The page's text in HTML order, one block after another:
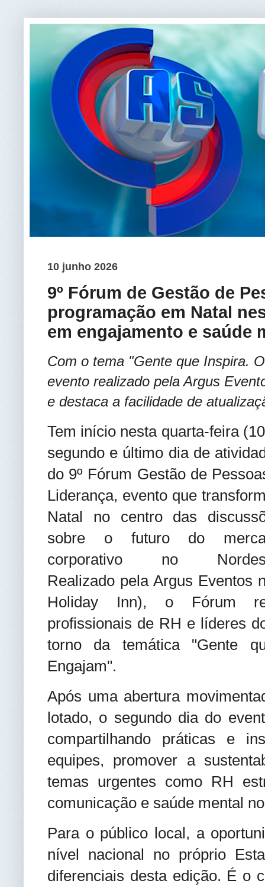
10 junho 2026
9º Fórum de Gestão de
programação em Natal
em engajamento e saúde
Com o tema "Gente que Inspira.
evento realizado pela Argus
e destaca a facilidade de
Tem início nesta quarta-feira
segundo e último dia de
do 9º Fórum Gestão de
Liderança, evento que
Natal no centro das
sobre o futuro do
corporativo no
Realizado pela Argus Eventos
Holiday Inn), o Fórum
profissionais de RH e líderes
torno da temática "Gente
Engajam".
Após uma abertura
lotado, o segundo dia do
compartilhando práticas e
equipes, promover a
temas urgentes como RH
comunicação e saúde mental
Para o público local, a
nível nacional no próprio
diferenciais desta edição. É o